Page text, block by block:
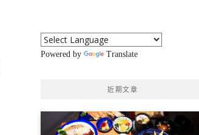
Powered by Translate
近期文章